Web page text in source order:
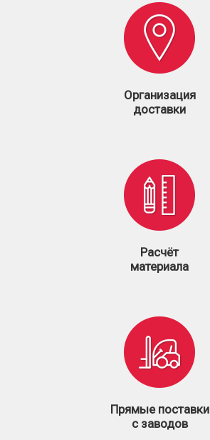
Организация
доставки
Расчёт
материала
Прямые поставки
с заводов